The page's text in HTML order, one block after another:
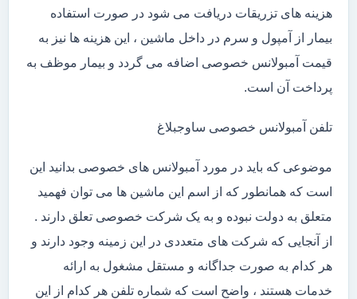
هزینه های تزریقات دریافت می شود در صورت استفاده
بیمار از آمپول و سرم در داخل ماشین ، این هزینه ها نیز به
قیمت آمبولانس خصوصی اضافه می گردد و بیمار موظف به
پرداخت آن است.
تلفن آمبولانس خصوصی ساوجبلاغ
موضوعی که باید در مورد آمبولانس های خصوصی بدانید این
است که همانطور که از اسم این ماشین ها می توان فهمید
متعلق به دولت نبوده و به یک شرکت خصوصی تعلق دارند .
از آنجایی که شرکت های متعددی در این زمینه وجود دارند و
هر کدام به صورت جداگانه و مستقل مشغول به ارائه
خدمات هستند ، واضح است که شماره تلفن هر کدام از این